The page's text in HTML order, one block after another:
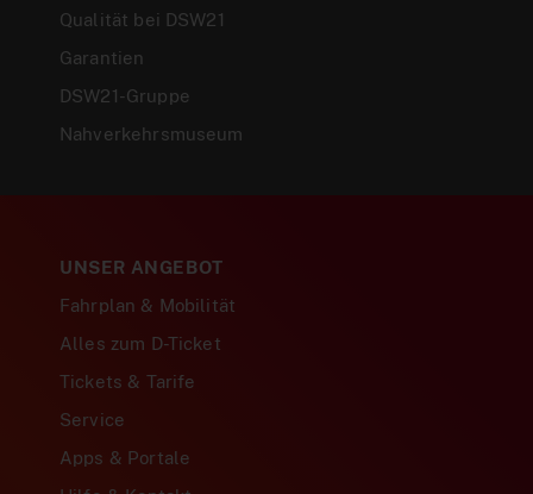
Qualität bei DSW21
Garantien
DSW21-Gruppe
Nahverkehrsmuseum
UNSER ANGEBOT
Fahrplan & Mobilität
Alles zum D-Ticket
Tickets & Tarife
Service
Apps & Portale